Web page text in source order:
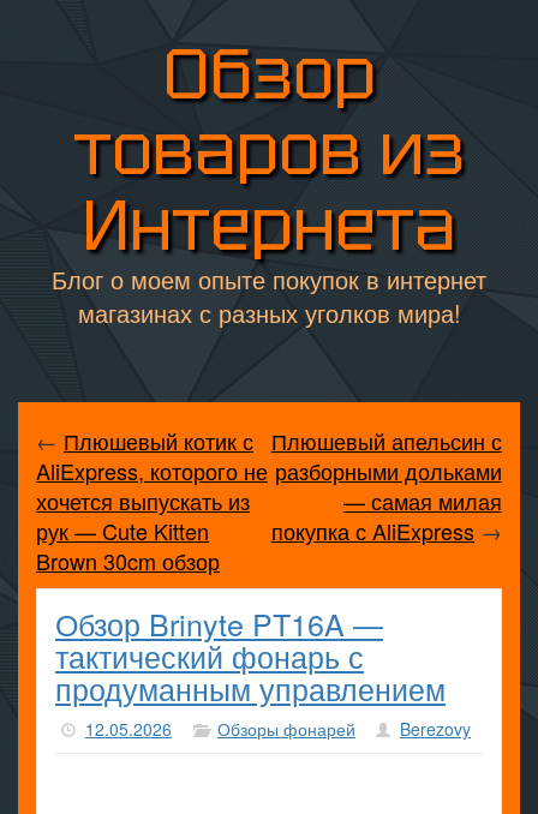
Обзор
товаров из
Интернета
Блог о моем опыте покупок в интернет
магазинах с разных уголков мира!
← Плюшевый котик с
AliExpress, которого не
хочется выпускать из
рук — Cute Kitten
Brown 30cm обзор
Плюшевый апельсин с
разборными дольками
— самая милая
покупка с AliExpress →
Обзор Brinyte PT16A —
тактический фонарь с
продуманным управлением
12.05.2026 Обзоры фонарей Berezovy